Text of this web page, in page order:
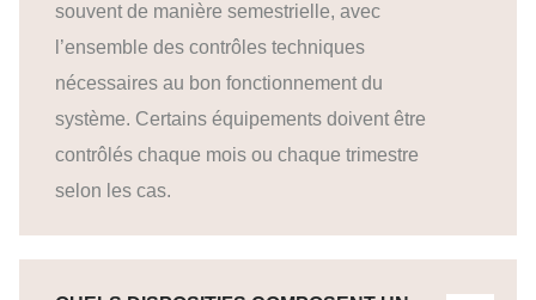
souvent de manière semestrielle, avec
l’ensemble des contrôles techniques
nécessaires au bon fonctionnement du
système. Certains équipements doivent être
contrôlés chaque mois ou chaque trimestre
selon les cas.